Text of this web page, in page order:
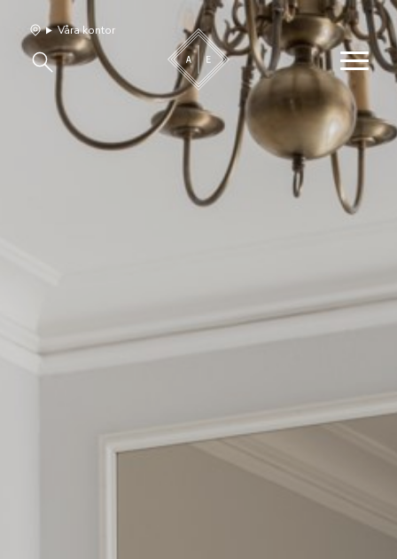
Våra hem
Sälj med oss
Vårt team
Våra kontor